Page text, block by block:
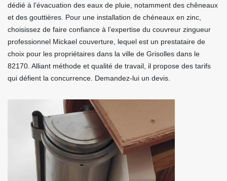
dédié à l’évacuation des eaux de pluie, notamment des chêneaux
et des gouttières. Pour une installation de chéneaux en zinc,
choisissez de faire confiance à l’expertise du couvreur zingueur
professionnel Mickael couverture, lequel est un prestataire de
choix pour les propriétaires dans la ville de Grisolles dans le
82170. Alliant méthode et qualité de travail, il propose des tarifs
qui défient la concurrence. Demandez-lui un devis.